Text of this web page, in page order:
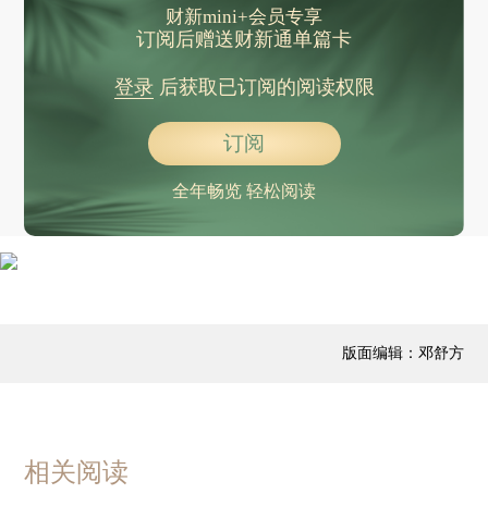
樊振东率萨尔布吕肯晋级乒乓球欧冠决赛
行业报告：2025年中国户外运动消费人次超8亿
中国汽车专利公开量全球领先 新能源领域年均增长率17.1%
双预警齐发，中央气象台发布暴雨、大雾黄色预警
金饰价年内大跌270元，克价跌破1400元
财新mini+会员专享
订阅后赠送财新通单篇卡
登录后获取已订阅的阅读权限
订阅
全年畅览 轻松阅读
版面编辑：邓舒方
相关阅读